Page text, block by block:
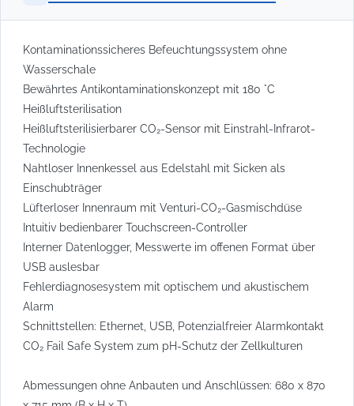
Kontaminationssicheres Befeuchtungssystem ohne
Wasserschale
Bewährtes Antikontaminationskonzept mit 180 °C
Heißluftsterilisation
Heißluftsterilisierbarer CO₂-Sensor mit Einstrahl-Infrarot-
Technologie
Nahtloser Innenkessel aus Edelstahl mit Sicken als
Einschubträger
Lüfterloser Innenraum mit Venturi-CO₂-Gasmischdüse
Intuitiv bedienbarer Touchscreen-Controller
Interner Datenlogger, Messwerte im offenen Format über
USB auslesbar
Fehlerdiagnosesystem mit optischem und akustischem
Alarm
Schnittstellen: Ethernet, USB, Potenzialfreier Alarmkontakt
CO₂ Fail Safe System zum pH-Schutz der Zellkulturen
Abmessungen ohne Anbauten und Anschlüssen: 680 x 870